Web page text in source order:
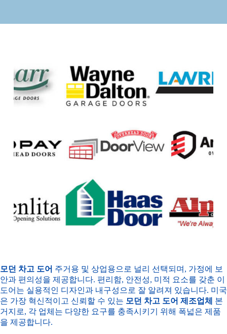
모던 차고 도어 주거용 및 상업용으로 널리 선택되며, 가정에 보
안과 편의성을 제공합니다. 편리함, 안전성, 미적 요소를 갖춘 이
도어는 실용적인 디자인과 내구성으로 잘 알려져 있습니다. 미국
은 가장 혁신적이고 신뢰할 수 있는 모던 차고 도어 제조업체 본
거지로, 각 업체는 다양한 요구를 충족시키기 위해 폭넓은 제품
을 제공합니다.